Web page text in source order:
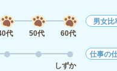
代 50代 60代
男女比
しずか
仕事の